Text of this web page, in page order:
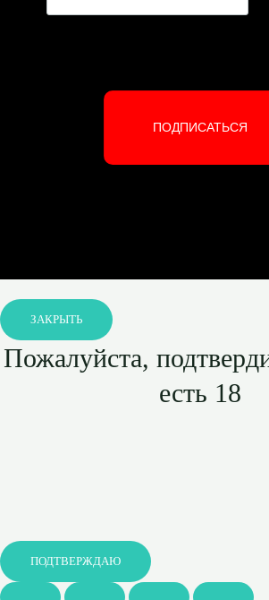
ПОДПИСАТЬСЯ
ЗАКРЫТЬ
Пожалуйста,
есть 18
ПОДТВЕРЖДАЮ